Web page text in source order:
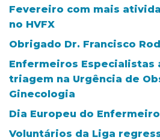
Fevereiro com mais
no HVFX
Obrigado Dr. Francisco
Enfermeiros Especialistas
triagem na Urgência de
Ginecologia
Dia Europeu do
Voluntários da Liga